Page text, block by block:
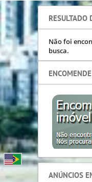
RESULTADO
Não foi
busca.
ANÚNCIOS